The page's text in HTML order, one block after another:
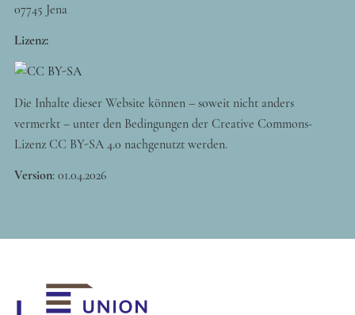
07745 Jena
Lizenz:
Die Inhalte dieser Website können – soweit nicht anders
vermerkt – unter den Bedingungen der Creative Commons-
Lizenz CC BY-SA 4.0 nachgenutzt werden.
Version: 01.04.2026